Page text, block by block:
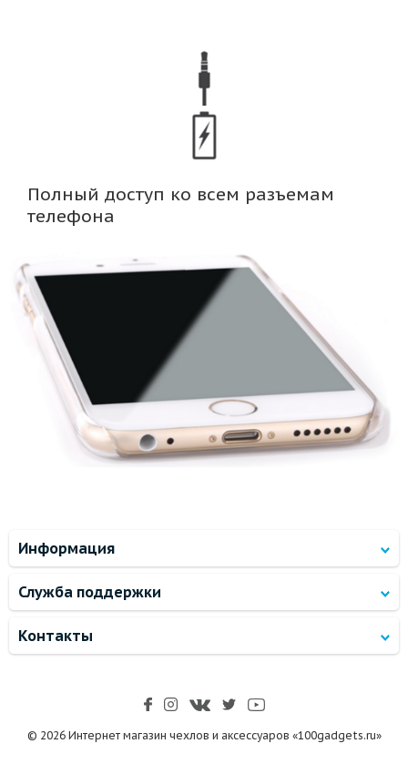
Полный доступ ко всем разъемам
телефона
Информация
Служба поддержки
Контакты
© 2026 Интернет магазин чехлов и аксессуаров «100gadgets.ru»